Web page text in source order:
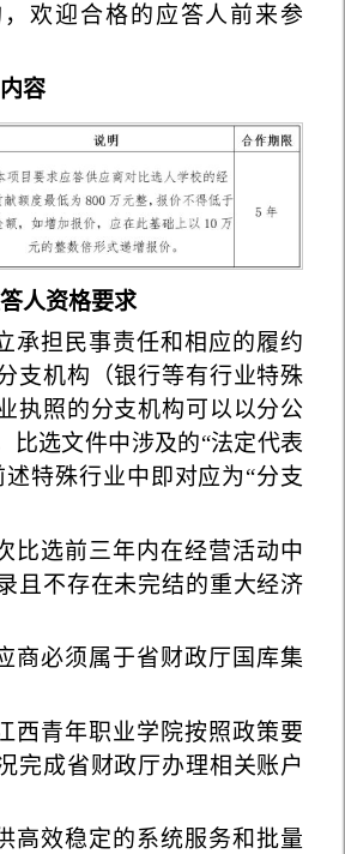
欢迎合格的应答人前来参
容
人资格要求
承担民事责任和相应的履约
支机构（银行等有行业特殊
执照的分支机构可以以分公
比选文件中涉及的“法定代表
述特殊行业中即对应为“分支
比选前三年内在经营活动中
且不存在未完结的重大经济
商必须属于省财政厅国库集
西青年职业学院按照政策要
完成省财政厅办理相关账户
高效稳定的系统服务和批量